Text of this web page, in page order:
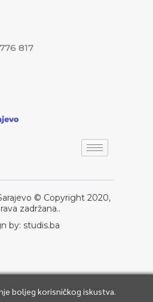
817
© Copyright 2020,
zadržana..
by: studis.ba
boljeg korisničkog iskustva.